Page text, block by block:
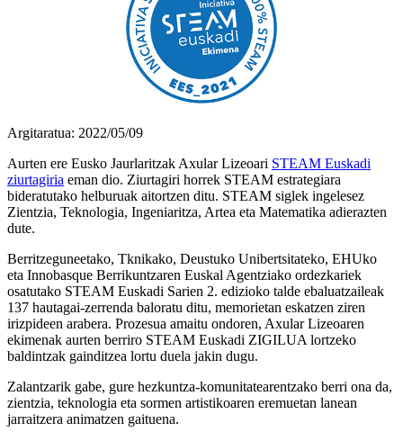
Argitaratua: 2022/05/09
Aurten ere Eusko Jaurlaritzak Axular Lizeoari STEAM Euskadi
ziurtagiria eman dio. Ziurtagiri horrek STEAM estrategiara
bideratutako helburuak aitortzen ditu. STEAM siglek ingelesez
Zientzia, Teknologia, Ingeniaritza, Artea eta Matematika adierazten
dute.
Berritzeguneetako, Tknikako, Deustuko Unibertsitateko, EHUko
eta Innobasque Berrikuntzaren Euskal Agentziako ordezkariek
osatutako STEAM Euskadi Sarien 2. edizioko talde ebaluatzaileak
137 hautagai-zerrenda baloratu ditu, memorietan eskatzen ziren
irizpideen arabera. Prozesua amaitu ondoren, Axular Lizeoaren
ekimenak aurten berriro STEAM Euskadi ZIGILUA lortzeko
baldintzak gainditzea lortu duela jakin dugu.
Zalantzarik gabe, gure hezkuntza-komunitatearentzako berri ona da,
zientzia, teknologia eta sormen artistikoaren eremuetan lanean
jarraitzera animatzen gaituena.